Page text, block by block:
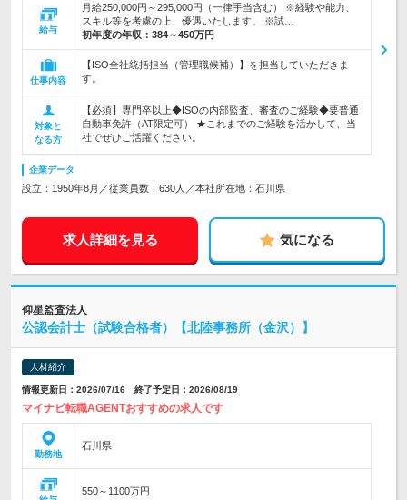
給与
月給250,000円～295,000円（一律手当含む） ※経験や能力、
スキル等を考慮の上、優遇いたします。 ※試…
初年度の年収： 384～450万円
仕事内容
【ISO全社統括担当（管理職候補）】を担当していただきま
す。
対象と
なる方
【必須】専門卒以上◆ISOの内部監査、審査のご経験◆要普通
自動車免許（AT限定可） ★これまでのご経験を活かして、当
社でぜひご活躍ください。
企業データ
設立：1950年8月／従業員数：630人／本社所在地：石川県
求人詳細を見る 気になる
仰星監査法人
公認会計士（試験合格者）【北陸事務所（金沢）】
人材紹介
情報更新日：2026/07/16 終了予定日：2026/08/19
マイナビ転職AGENTおすすめの求人です
勤務地
石川県
550～1100万円